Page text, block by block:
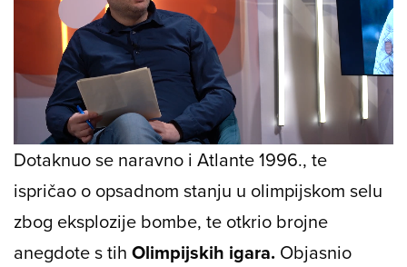
Unmute
Loaded
1.78%
Dotaknuo se naravno i Atlante 1996., te
ispričao o opsadnom stanju u olimpijskom selu
zbog eksplozije bombe, te otkrio brojne
anegdote s tih Olimpijskih igara. Objasnio